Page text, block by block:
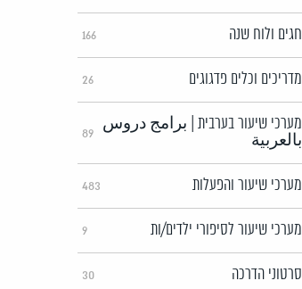
חגים ולוח שנה 166
מדריכים וכלים פדגוגים 26
מערכי שיעור בערבית | برامج دروس
بالعربية
89
מערכי שיעור והפעלות 483
מערכי שיעור לסיפורי ילדים/ות 9
סרטוני הדרכה 30